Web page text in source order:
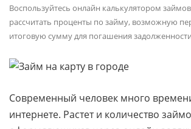
Воспользуйтесь онлайн калькулятором
рассчитать проценты по займу, возможную
итоговую сумму для погашения
Современный человек много
интернете. Растет и количество